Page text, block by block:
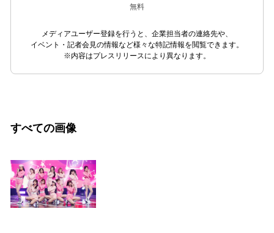
無料
メディアユーザー登録を行うと、企業担当者の連絡先や、
イベント・記者会見の情報など様々な特記情報を閲覧できます。
※内容はプレスリリースにより異なります。
すべての画像